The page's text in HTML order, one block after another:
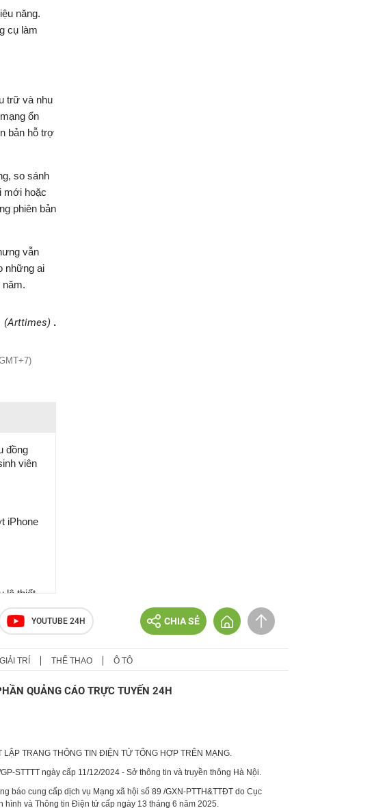
năng.
cụ làm
trữ và nhu
ổn
bản hỗ trợ
so sánh
mới hoặc
phiên bản
vẫn
những ai
năm.
(Arttimes) .
đồng
viên
iPhone
lộ thiết
YOUTUBE 24H CHIA SẺ
GIẢI TRÍ THỂ THAO Ô TÔ
QUẢNG CÁO TRỰC TUYẾN 24H
LẬP TRANG THÔNG TIN ĐIỆN TỬ TỔNG HỢP TRÊN MẠNG.
STTTT ngày cấp 11/12/2024 - Sở thông tin và truyền thông Hà Nội.
báo cung cấp dịch vụ Mạng xã hội số 89 /GXN-PTTH&TTĐT do Cục
hình và Thông tin Điện tử cấp ngày 13 tháng 6 năm 2025.